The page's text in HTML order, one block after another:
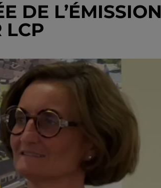
DE L’ÉMISSION
LCP